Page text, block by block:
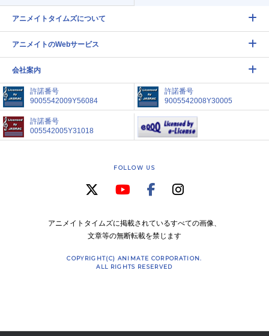
アニメイトタイムズについて
アニメイトのWebサービス
会社案内
許諾番号
9005542009Y56084
許諾番号
9005542008Y30005
許諾番号
005542005Y31018
FOLLOW US
アニメイトタイムズに掲載されているすべての画像、
文章等の無断転載を禁じます
COPYRIGHT(C) ANIMATE CORPORATION.
ALL RIGHTS RESERVED